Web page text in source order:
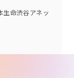
生命渋谷アネッ